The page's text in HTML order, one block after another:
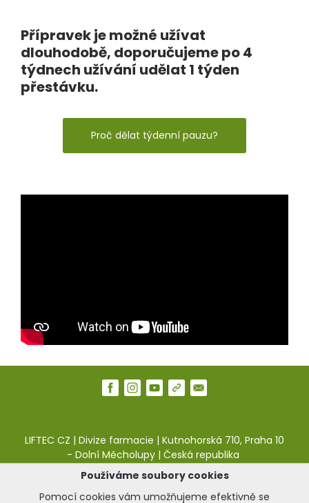
Používáme soubory cookies
Pomocí cookies vám umožňujeme efektivně se
Přípravek je možné užívat
dlouhodobě, doporučujeme po 4
týdnech užívání udělat 1 týden
přestávku.
Proč dělat týdenní pauzu?
LIFTEC CZ | Divize farmacie | Kutnohorská 710, Praha 10
- Dolní Měcholupy | Česká republika
web:pharma.liftec.cz|e-shop:liftea.cz